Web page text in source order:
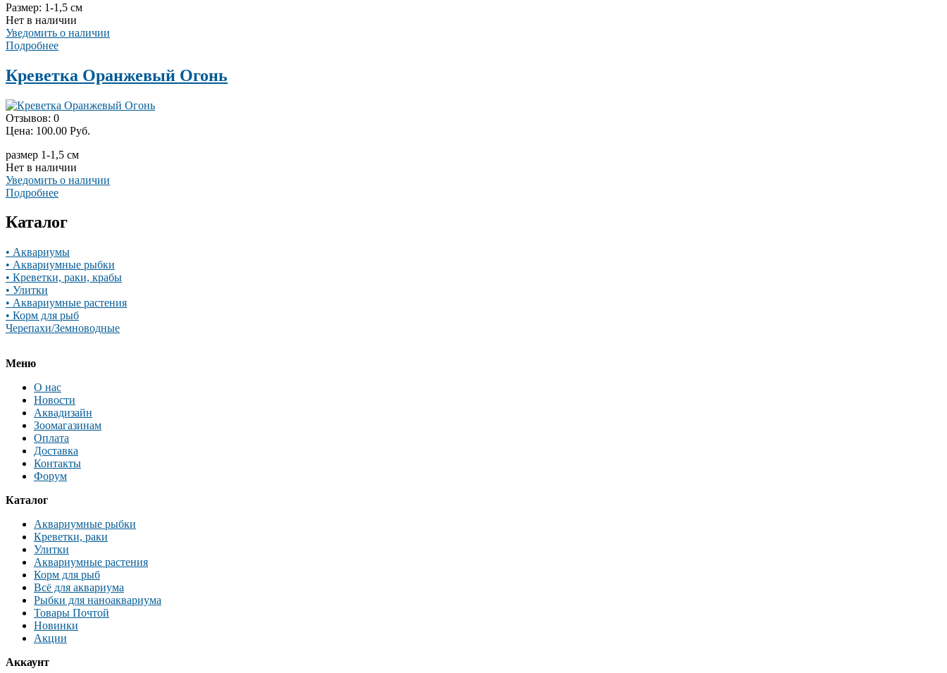
Размер: 1-1,5 см
Нет в наличии
Уведомить о наличии
Подробнее
Креветка Оранжевый Огонь
Отзывов: 0
Цена: 100.00 Руб.
размер 1-1,5 см
Нет в наличии
Уведомить о наличии
Подробнее
Каталог
• Аквариумы
• Аквариумные рыбки
• Креветки, раки, крабы
• Улитки
• Аквариумные растения
• Корм для рыб
Черепахи/Земноводные
Меню
О нас
Новости
Аквадизайн
Зоомагазинам
Оплата
Доставка
Контакты
Форум
Каталог
Аквариумные рыбки
Креветки, раки
Улитки
Аквариумные растения
Корм для рыб
Всё для аквариума
Рыбки для наноаквариума
Товары Почтой
Новинки
Акции
Аккаунт